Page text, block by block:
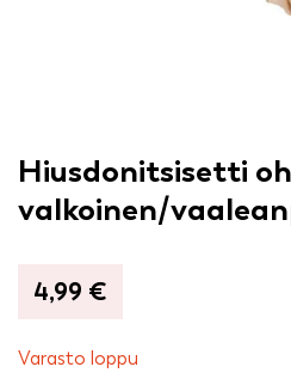
Hiusdonitsisetti
valkoinen/
4,99 €
Varasto loppu